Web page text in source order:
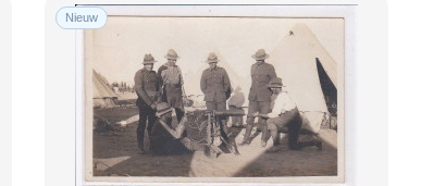
Nieuw